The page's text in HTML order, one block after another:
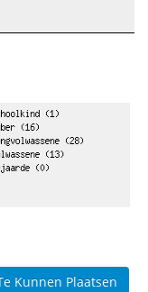
Kunnen Plaatsen